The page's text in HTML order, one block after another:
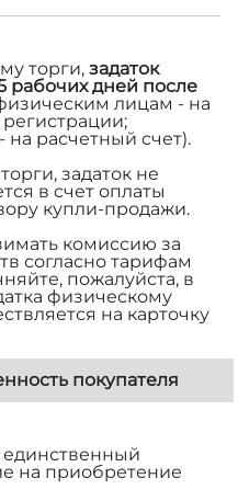
торги, задаток
рабочих дней после
лицам - на
расчетный счет).
задаток не
в счет оплаты
купли-продажи.
комиссию за
согласно тарифам
пожалуйста, в
физическому
на карточку
покупателя
единственный
на приобретение